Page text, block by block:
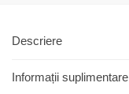
Descriere
Informații suplimentare